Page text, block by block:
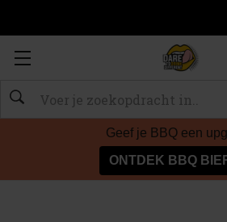
Zoeken
Geef je BBQ een
ONTDEK BBQ